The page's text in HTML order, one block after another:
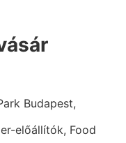
Budapest,
előállítók, Food